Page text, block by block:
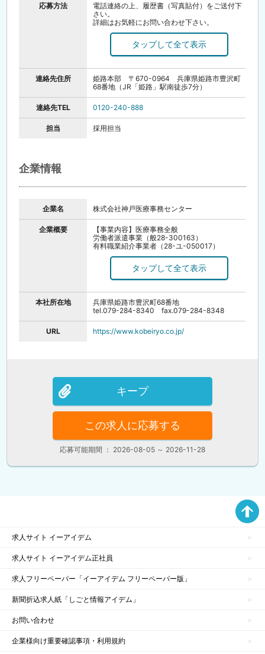
応募方法
電話連絡の上、履歴書（写真貼付）をご送付下
さい。
詳細はお気軽にお問い合わせ下さい。
尚、郵送頂いた履歴書等は採用選考及びその結
理いたしますので、予めご了承ください。
★オンライン面接（Web面談）も可能です。お
気軽にご相談ください。
連絡先住所
姫路本部 〒670-0964 兵庫県姫路市豊沢町
68番地（JR「姫路」駅南徒歩7分）
連絡先TEL 0120-240-888
担当 採用担当
企業情報
企業名 株式会社神戸医療事務センター
企業概要
【事業内容】医療事務全般
労働者派遣事業（般28-300163）
有料職業紹介事業者（28-ユ-050017）
【代表取締役】村上 まき
【設立】平成3年11月25日
【資本金】1000万円
本社所在地
兵庫県姫路市豊沢町68番地
tel.079-284-8340 fax.079-284-8348
URL https://www.kobeiryo.co.jp/
キープ
この求人に応募する
応募可能期間 ： 2026-08-05 ～ 2026-11-28
求人サイト イーアイデム
求人サイト イーアイデム正社員
求人フリーペーパー「イーアイデム フリーペーパー版」
新聞折込求人紙「しごと情報アイデム」
お問い合わせ
企業様向け重要確認事項・利用規約